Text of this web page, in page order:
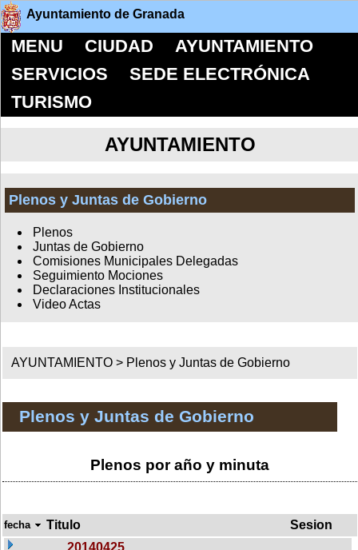
Ayuntamiento de Granada
MENU CIUDAD
AYUNTAMIENTO
SERVICIOS
SEDE ELECTRÓNICA
TURISMO
AYUNTAMIENTO
Plenos y Juntas de Gobierno
Plenos
Juntas de Gobierno
Comisiones Municipales Delegadas
Seguimiento Mociones
Declaraciones Institucionales
Video Actas
AYUNTAMIENTO > Plenos y Juntas de Gobierno
Plenos y Juntas de Gobierno
Plenos por año y minuta
fecha Titulo
Sesion
20140425